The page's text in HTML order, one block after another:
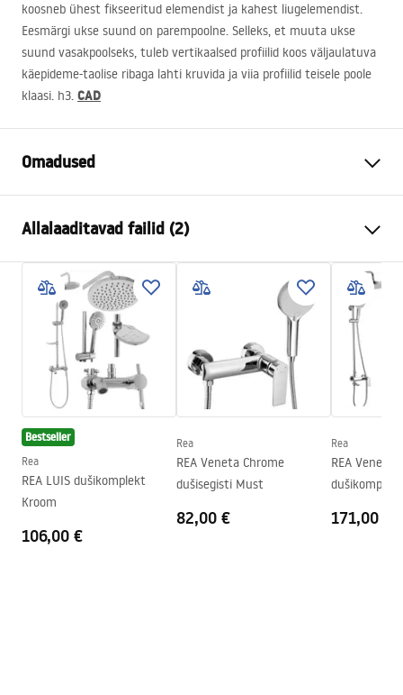
koosneb ühest fikseeritud elemendist ja kahest liugelemendist.
Eesmärgi ukse suund on parempoolne. Selleks, et muuta ukse
suund vasakpoolseks, tuleb vertikaalsed profiilid koos väljaulatuva
käepideme-taolise ribaga lahti kruvida ja viia profiilid teisele poole
klaasi. h3. CAD
Omadused
Ukse suurus
Klaasi paksus
4 mm
Duši ukse kõrgus
190
Profiili materjal
Käepideme materjal
Messingist
Profiili viimistlus
Chrome
Profiilide kohandamine
100 mm
Komplektis on
tihendikomplekt
Saab paigaldada ilma
dušialuseta
Jah
Garantii
Allalaaditavad failid (2)
Instrukcja montażu
NOWA_Instrukcja_monta__u_Drzwi_ALEX.pdf
instrukcja
Instrukcja_zmiany_kierunku_drzwi_ALEX.pdf
Bestseller
Rea
REA LUIS dušikomplekt
Kroom
106,00 €
Rea
REA Veneta Chrome
dušisegisti Must
82,00 €
Rea
REA Veneta
dušikomplekt
171,00 €